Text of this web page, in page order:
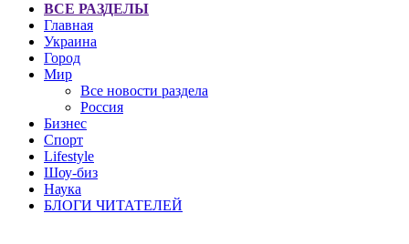
ВСЕ РАЗДЕЛЫ
Главная
Украина
Город
Мир
Все новости раздела
Россия
Бизнес
Спорт
Lifestyle
Шоу-биз
Наука
БЛОГИ ЧИТАТЕЛЕЙ